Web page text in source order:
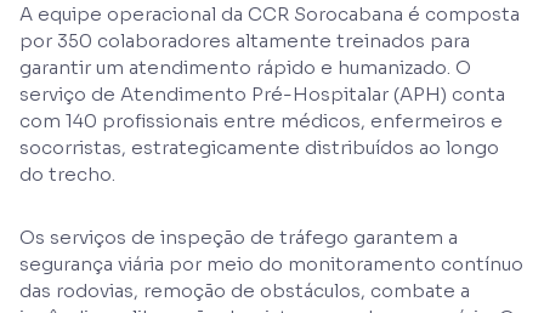
A equipe operacional da CCR Sorocabana é composta
por 350 colaboradores altamente treinados para
garantir um atendimento rápido e humanizado. O
serviço de Atendimento Pré-Hospitalar (APH) conta
com 140 profissionais entre médicos, enfermeiros e
socorristas, estrategicamente distribuídos ao longo
do trecho.
Os serviços de inspeção de tráfego garantem a
segurança viária por meio do monitoramento contínuo
das rodovias, remoção de obstáculos, combate a